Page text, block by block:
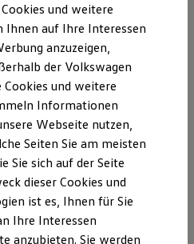
finden
6
und Updates
Richtlinie
und weitere
Ihnen auf Ihre Interessen
anzuzeigen,
der Volkswagen
Cookies und weitere
Informationen
Webseite nutzen,
Seiten Sie am meisten
Sie sich auf der Seite
dieser Cookies und
ist es, Ihnen für Sie
Ihre Interessen
anzubieten. Sie werden